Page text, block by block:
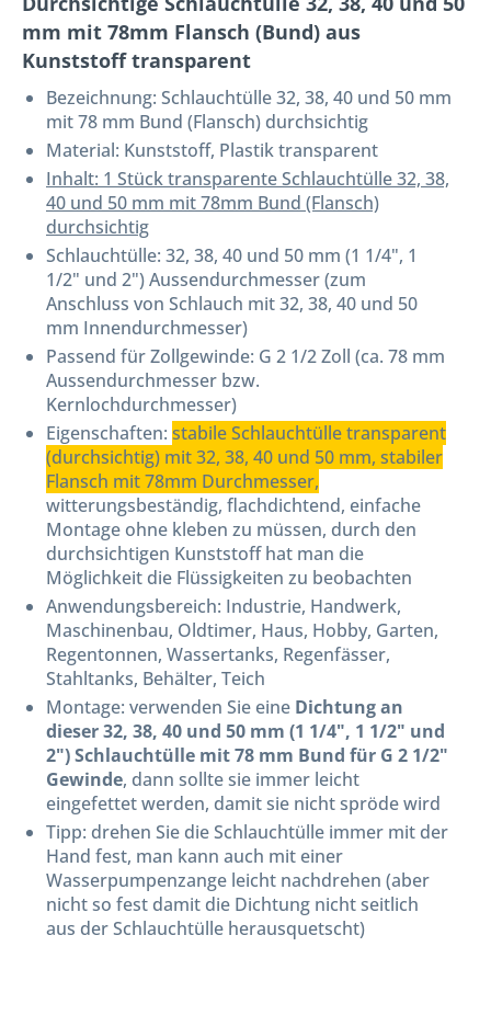
mm mit 78mm Flansch (Bund) aus
Kunststoff transparent
Bezeichnung: Schlauchtülle 32, 38, 40 und 50 mm
mit 78 mm Bund (Flansch) durchsichtig
Material: Kunststoff, Plastik transparent
Inhalt: 1 Stück transparente Schlauchtülle 32, 38,
40 und 50 mm mit 78mm Bund (Flansch)
durchsichtig
Schlauchtülle: 32, 38, 40 und 50 mm (1 1/4", 1
1/2" und 2") Aussendurchmesser (zum
Anschluss von Schlauch mit 32, 38, 40 und 50
mm Innendurchmesser)
Passend für Zollgewinde: G 2 1/2 Zoll (ca. 78 mm
Aussendurchmesser bzw.
Kernlochdurchmesser)
Eigenschaften: stabile Schlauchtülle transparent
(durchsichtig) mit 32, 38, 40 und 50 mm, stabiler
Flansch mit 78mm Durchmesser,
witterungsbeständig, flachdichtend, einfache
Montage ohne kleben zu müssen, durch den
durchsichtigen Kunststoff hat man die
Möglichkeit die Flüssigkeiten zu beobachten
Anwendungsbereich: Industrie, Handwerk,
Maschinenbau, Oldtimer, Haus, Hobby, Garten,
Regentonnen, Wassertanks, Regenfässer,
Stahltanks, Behälter, Teich
Montage: verwenden Sie eine Dichtung an
dieser 32, 38, 40 und 50 mm (1 1/4", 1 1/2" und
2") Schlauchtülle mit 78 mm Bund für G 2 1/2"
Gewinde, dann sollte sie immer leicht
eingefettet werden, damit sie nicht spröde wird
Tipp: drehen Sie die Schlauchtülle immer mit der
Hand fest, man kann auch mit einer
Wasserpumpenzange leicht nachdrehen (aber
nicht so fest damit die Dichtung nicht seitlich
aus der Schlauchtülle herausquetscht)